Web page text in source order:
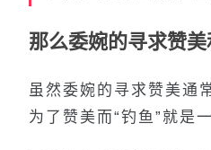
那么委婉的寻求赞
虽然委婉的寻求赞美通
为了赞美而“钓鱼”就是